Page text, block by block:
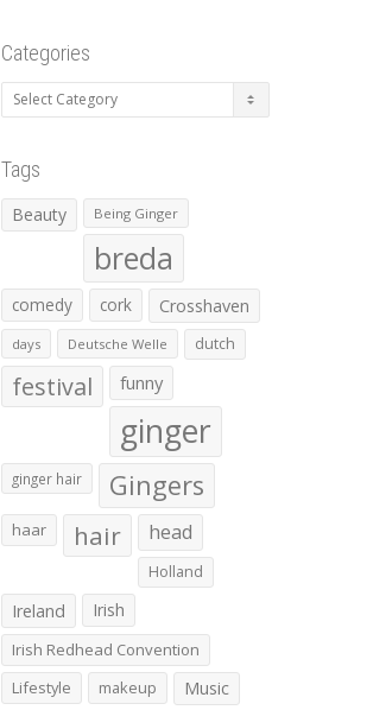
Categories
Categories
Tags
Beauty Being Ginger
breda
comedy cork Crosshaven
days Deutsche Welle dutch
festival funny
ginger
ginger hair Gingers
haar hair head
Holland
Ireland Irish
Irish Redhead Convention
Lifestyle
makeup Music